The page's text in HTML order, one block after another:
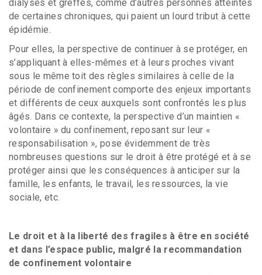
dialysés et greffés, comme d’autres personnes atteintes
de certaines chroniques, qui paient un lourd tribut à cette
épidémie.
Pour elles, la perspective de continuer à se protéger, en
s’appliquant à elles-mêmes et à leurs proches vivant
sous le même toit des règles similaires à celle de la
période de confinement comporte des enjeux importants
et différents de ceux auxquels sont confrontés les plus
âgés. Dans ce contexte, la perspective d’un maintien «
volontaire » du confinement, reposant sur leur «
responsabilisation », pose évidemment de très
nombreuses questions sur le droit à être protégé et à se
protéger ainsi que les conséquences à anticiper sur la
famille, les enfants, le travail, les ressources, la vie
sociale, etc.
Le droit et à la liberté des fragiles à être en société
et dans l’espace public, malgré la recommandation
de confinement volontaire